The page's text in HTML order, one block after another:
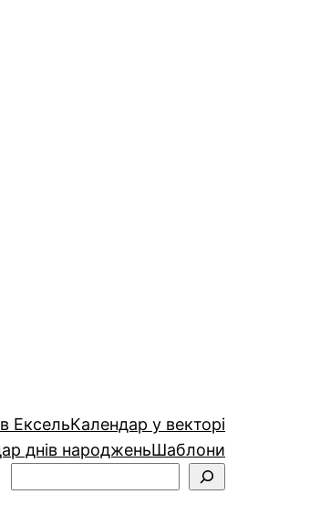
ЕксельКалендар у векторі
днів народженьШаблони